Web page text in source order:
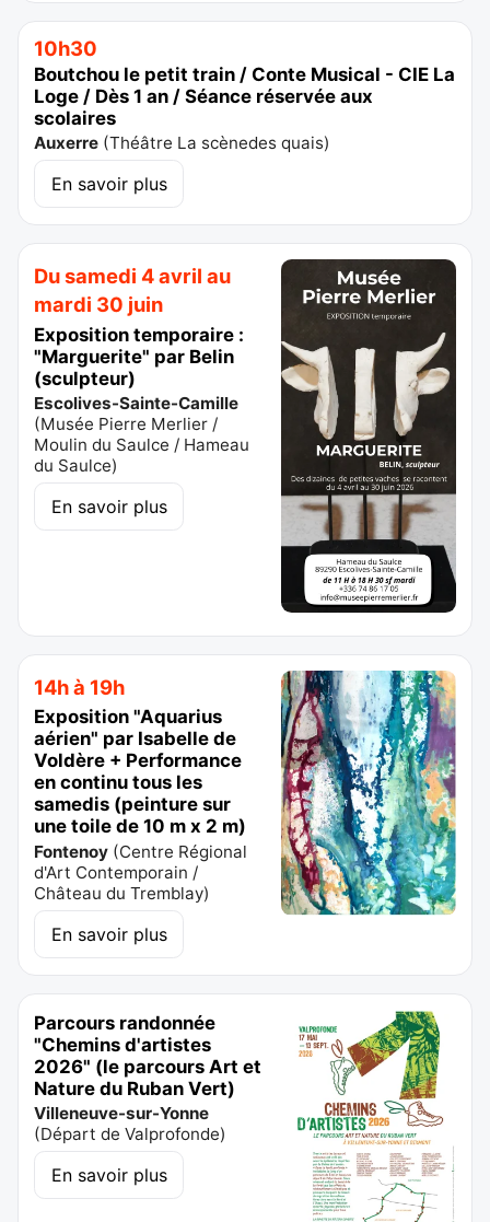
10h30
Boutchou le petit train / Conte Musical - CIE La
Loge / Dès 1 an / Séance réservée aux
scolaires
Auxerre (Théâtre La scènedes quais)
En savoir plus
Du samedi 4 avril au
mardi 30 juin
Exposition temporaire :
"Marguerite" par Belin
(sculpteur)
Escolives-Sainte-Camille
(Musée Pierre Merlier /
Moulin du Saulce / Hameau
du Saulce)
En savoir plus
14h à 19h
Exposition "Aquarius
aérien" par Isabelle de
Voldère + Performance
en continu tous les
samedis (peinture sur
une toile de 10 m x 2 m)
Fontenoy (Centre Régional
d'Art Contemporain /
Château du Tremblay)
En savoir plus
Parcours randonnée
"Chemins d'artistes
2026" (le parcours Art et
Nature du Ruban Vert)
Villeneuve-sur-Yonne
(Départ de Valprofonde)
En savoir plus